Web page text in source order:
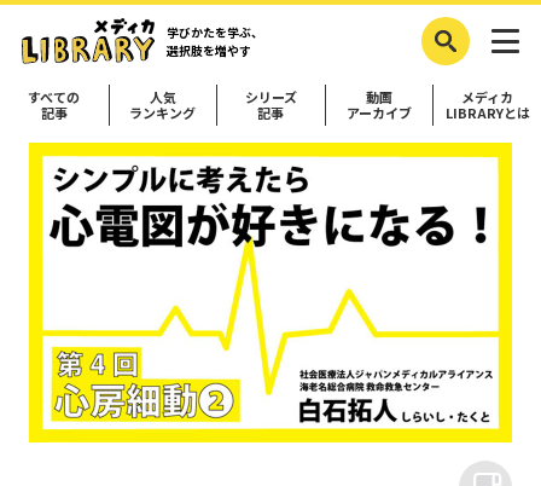
学びかたを学ぶ、
選択肢を増やす
すべての
記事
人気
ランキング
シリーズ
記事
動画
アーカイブ
メディカ
LIBRARYとは